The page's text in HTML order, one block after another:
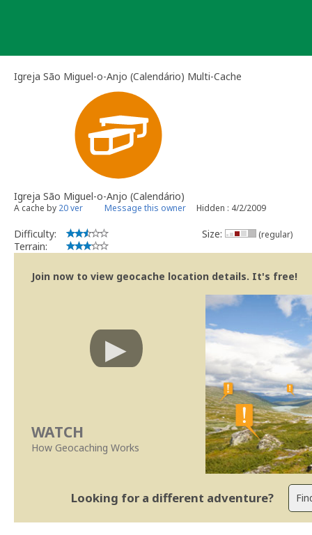
Igreja São Miguel-o-Anjo (Calendário) Multi-Cache
Igreja São Miguel-o-Anjo (Calendário)
A cache by 20 ver Message this owner Hidden : 4/2/2009
Difficulty:
Terrain:
Size: (regular)
Join now to view geocache location details. It's free!
WATCH
How Geocaching Works
Looking for a different adventure?